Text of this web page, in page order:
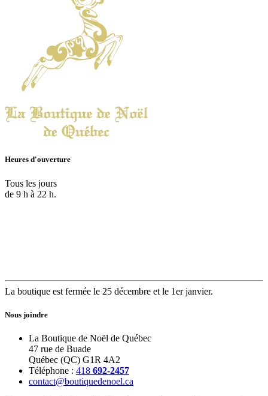
Heures d'ouverture
Tous les jours
de 9 h à 22 h.
La boutique est fermée le 25 décembre et le 1er janvier.
Nous joindre
La Boutique de Noël de Québec
47 rue de Buade
Québec (QC) G1R 4A2
Téléphone : 418 692-2457
contact@boutiquedenoel.ca